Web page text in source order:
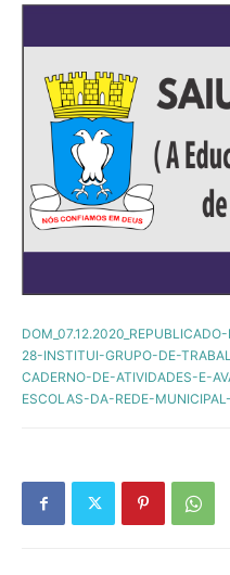
28-INSTITUI-GRUPO-DE-
CADERNO-DE-ATIVIDADES-E-
ESCOLAS-DA-REDE-